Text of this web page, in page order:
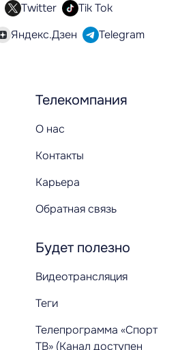
Телекомпания
О нас
Контакты
Карьера
Обратная связь
Будет полезно
Видеотрансляция
Теги
Телепрограмма «Спорт
ТВ» (Канал доступен
Twitter
Tik Tok
Яндекс.Дзен
Telegram